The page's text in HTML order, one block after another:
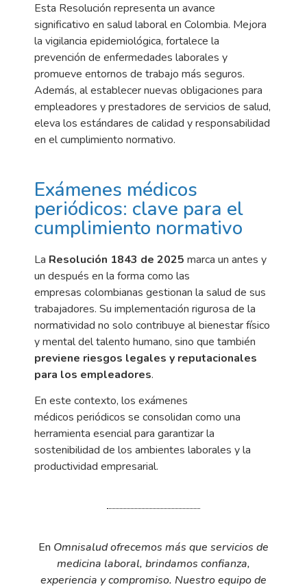
Esta Resolución representa un avance
significativo en salud laboral en Colombia. Mejora
la vigilancia epidemiológica, fortalece la
prevención de enfermedades laborales y
promueve entornos de trabajo más seguros.
Además, al establecer nuevas obligaciones para
empleadores yprestadores de servicios de salud,
eleva los estándares de calidad y responsabilidad
en elcumplimiento normativo.
Exámenes médicos
periódicos: clave para el
cumplimiento normativo
La Resolución 1843 de 2025 marca un antes y
un después en la forma como las
empresas colombianas gestionan la salud de sus
trabajadores. Su implementación rigurosa de la
normatividad no solo contribuye al bienestar físico
y mental del talento humano, sino que también
previene riesgos legales y reputacionales
para los empleadores.
En este contexto, los exámenes
médicos periódicos se consolidan como una
herramienta esencial para garantizar la
sostenibilidad de los ambientes laborales y la
productividad empresarial.
En Omnisaludofrecemos más que servicios de
medicina laboral, brindamos confianza,
experiencia y compromiso. Nuestro equipo de